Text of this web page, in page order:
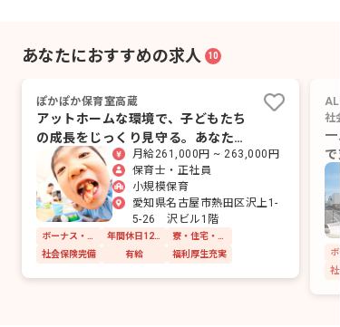
あなたにおすすめの求人 10
ぽかぽか保育室高蔵
アットホームな環境で、子どもたち
の成長をじっくり見守る。あなたの
優しい心が輝く場所です。月給261,000円 ~ 263,000円
保育士・正社員
小規模保育
愛知県名古屋市熱田区沢上1-
5-26 沢ビル1階
社会保険完備
有給 福利厚生充実
社
保
社